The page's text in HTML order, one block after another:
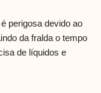
é perigosa devido ao
da fralda o tempo
de líquidos e